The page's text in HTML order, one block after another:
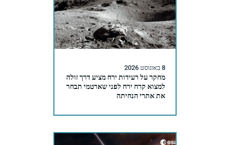
8 באוגוסט 2026
מחקר על רעידות ירח מציע דרך זולה
למצוא קרח ירח לפני שארטמי תבחר
את אתרי הנחיתה